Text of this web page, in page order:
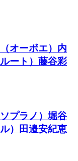
オーボエ）内
ート）藤谷彩
プラノ）堀谷
）田邉安紀恵